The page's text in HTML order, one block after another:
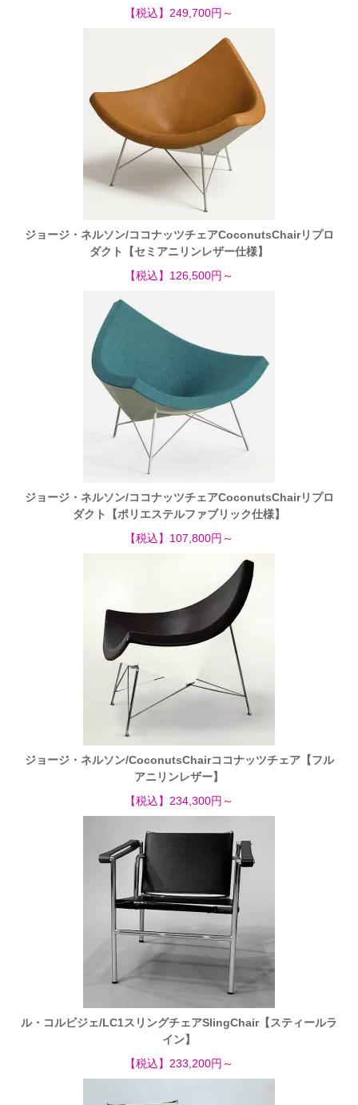
【税込】249,700円～
ジョージ・ネルソン/ココナッツチェアCoconutsChairリプロ
ダクト【セミアニリンレザー仕様】
【税込】126,500円～
ジョージ・ネルソン/ココナッツチェアCoconutsChairリプロ
ダクト【ポリエステルファブリック仕様】
【税込】107,800円～
ジョージ・ネルソン/CoconutsChairココナッツチェア【フル
アニリンレザー】
【税込】234,300円～
ル・コルビジェ/LC1スリングチェアSlingChair【スティールラ
イン】
【税込】233,200円～